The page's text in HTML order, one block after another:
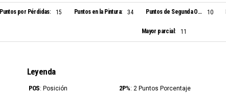
Puntos por Pérdidas: 15 Puntos en la Pintura: 34 Puntos de Segunda Oportunidad: 10
Mayor parcial: 11
Leyenda
POS: Posición 2P%: 2 Puntos Porcentaje